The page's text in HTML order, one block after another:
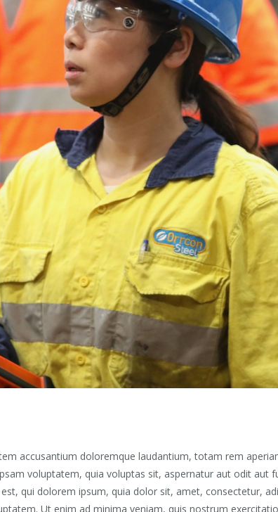
accusantium doloremque laudantium, totam rem
voluptatem, quia voluptas sit, aspernatur aut odit aut
qui dolorem ipsum, quia dolor sit, amet, consectetur,
Ut enim ad minima veniam, quis nostrum